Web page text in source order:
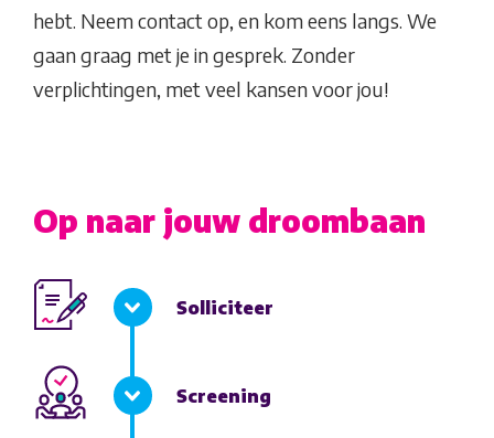
hebt. Neem contact op, en kom eens langs. We
gaan graag met je in gesprek. Zonder
verplichtingen, met veel kansen voor jou!
Op naar jouw droombaan
Solliciteer
Screening